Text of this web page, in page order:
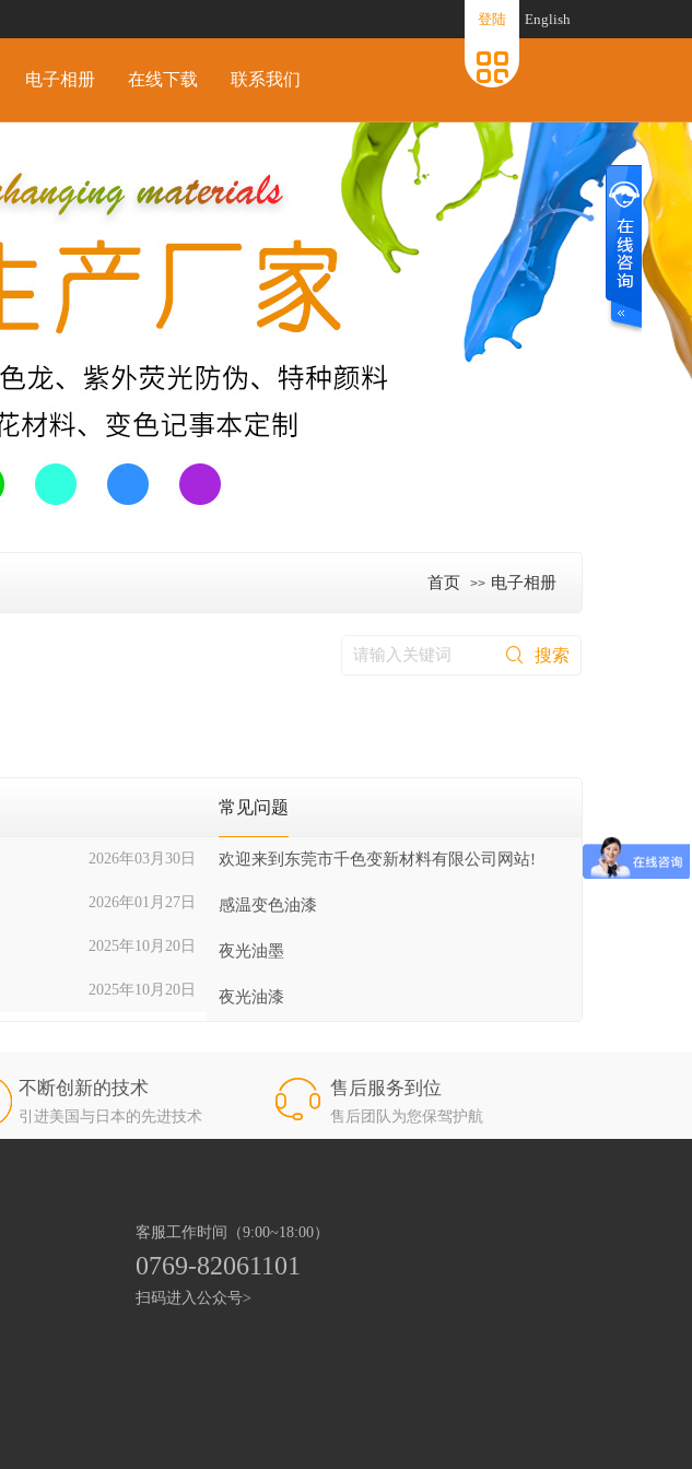
English
登陆
电子相册 在线下载 联系我们
首页 >> 电子相册
2026年03月30日
2026年01月27日
2025年10月20日
2025年10月20日
常见问题
欢迎来到东莞市千色变新材料有限公司网站!
感温变色油漆
夜光油墨
夜光油漆
不断创新的技术
引进美国与日本的先进技术
售后服务到位
售后团队为您保驾护航
客服工作时间（9:00~18:00）
0769-82061101
扫码进入公众号>